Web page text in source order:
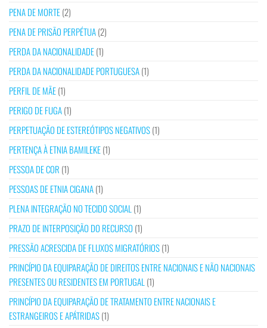
PENA DE MORTE(2)
PENA DE PRISÃO PERPÉTUA(2)
PERDA DA NACIONALIDADE(1)
PERDA DA NACIONALIDADE PORTUGUESA(1)
PERFIL DE MÃE(1)
PERIGO DE FUGA(1)
PERPETUAÇÃO DE ESTEREÓTIPOS NEGATIVOS(1)
PERTENÇA À ETNIA BAMILEKE(1)
PESSOA DE COR (1)
PESSOAS DE ETNIA CIGANA(1)
PLENA INTEGRAÇÃO NO TECIDO SOCIAL (1)
PRAZO DE INTERPOSIÇÃO DO RECURSO (1)
PRESSÃO ACRESCIDA DE FLUXOS MIGRATÓRIOS(1)
PRINCÍPIO DA EQUIPARAÇÃO DE DIREITOS ENTRE NACIONAIS E NÃO NACIONAIS
PRESENTES OU RESIDENTES EM PORTUGAL (1)
PRINCÍPIO DA EQUIPARAÇÃO DE TRATAMENTO ENTRE NACIONAIS E
ESTRANGEIROS E APÁTRIDAS(1)